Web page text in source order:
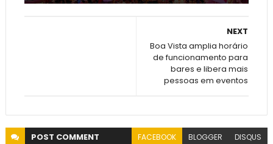
NEXT
Boa Vista amplia horário
de funcionamento para
bares e libera mais
pessoas em eventos
POST COMMENT FACEBOOK BLOGGER DISQUS